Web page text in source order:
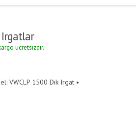
Irgatlar
ücretsizdir.
VWCLP 1500 Dik Irgat •